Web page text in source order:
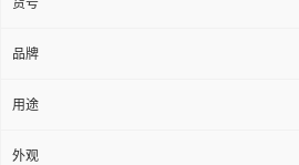
货号
品牌
用途
外观